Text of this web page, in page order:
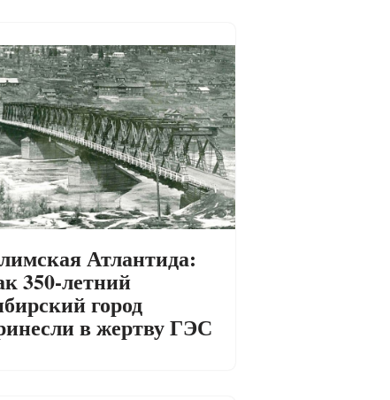
Атлантида:
350-летний
город
в жертву ГЭС